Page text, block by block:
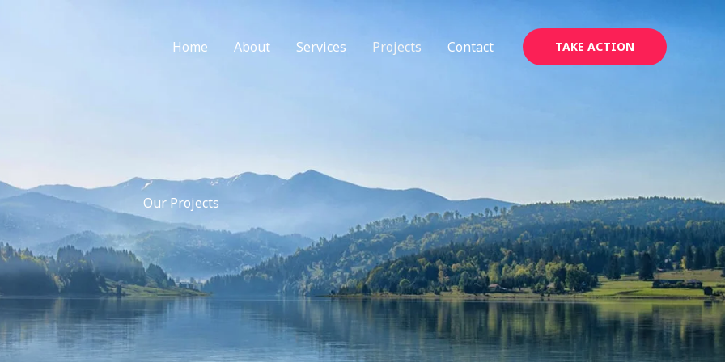
Home About Services Projects Contact TAKE ACTION
Our Projects